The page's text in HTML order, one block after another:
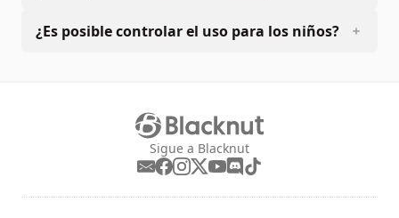
¿Es posible controlar el uso para los niños?
Sigue a Blacknut